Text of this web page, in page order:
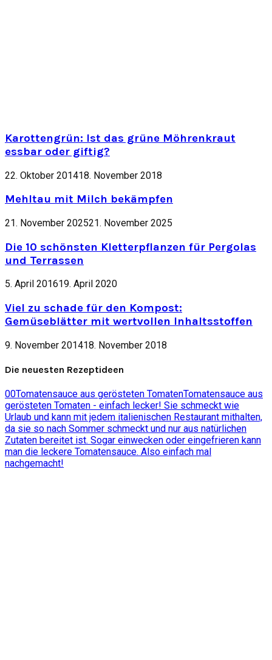
Karottengrün: Ist das grüne Möhrenkraut
essbar oder giftig?
22. Oktober 201418. November 2018
Mehltau mit Milch bekämpfen
21. November 202521. November 2025
Die 10 schönsten Kletterpflanzen für Pergolas
und Terrassen
5. April 201619. April 2020
Viel zu schade für den Kompost:
Gemüseblätter mit wertvollen Inhaltsstoffen
9. November 201418. November 2018
Die neuesten Rezeptideen
00Tomatensauce aus gerösteten TomatenTomatensauce aus
gerösteten Tomaten - einfach lecker! Sie schmeckt wie
Urlaub und kann mit jedem italienischen Restaurant mithalten,
da sie so nach Sommer schmeckt und nur aus natürlichen
Zutaten bereitet ist. Sogar einwecken oder eingefrieren kann
man die leckere Tomatensauce. Also einfach mal
nachgemacht!